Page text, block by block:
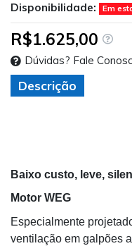
Disponibilidade:
Em
R$1.625,00
Dúvidas? Fale
Descrição
Baixo custo, leve,
Motor WEG
Especialmente
ventilação em galpões